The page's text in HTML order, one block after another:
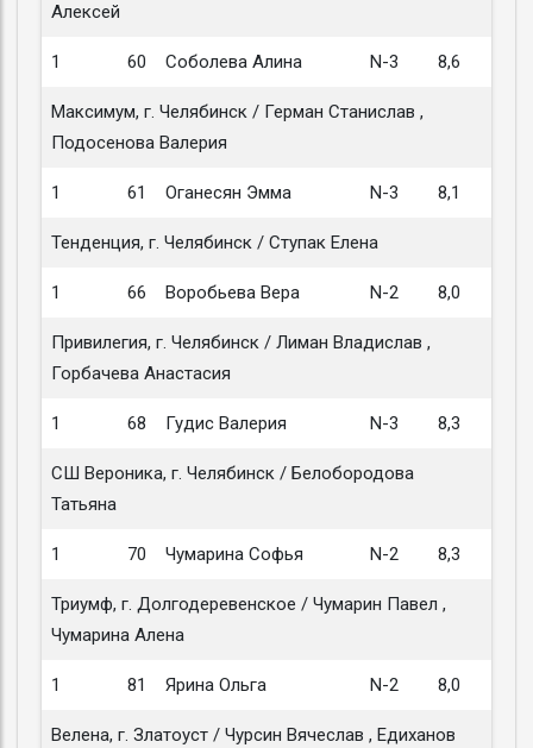
Алексей
1 60 Соболева Алина N-3 8,6
Максимум, г. Челябинск / Герман Станислав ,
Подосенова Валерия
1 61 Оганесян Эмма N-3 8,1
Тенденция, г. Челябинск / Ступак Елена
1 66 Воробьева Вера N-2 8,0
Привилегия, г. Челябинск / Лиман Владислав ,
Горбачева Анастасия
1 68 Гудис Валерия N-3 8,3
СШ Вероника, г. Челябинск / Белобородова
Татьяна
1 70 Чумарина Софья N-2 8,3
Триумф, г. Долгодеревенское / Чумарин Павел ,
Чумарина Алена
1 81 Ярина Ольга N-2 8,0
Велена, г. Златоуст / Чурсин Вячеслав , Едиханов